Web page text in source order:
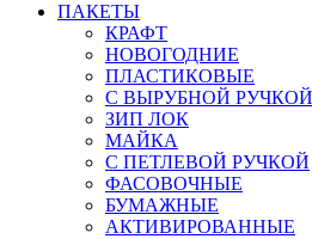
ПАКЕТЫ
КРАФТ
НОВОГОДНИЕ
ПЛАСТИКОВЫЕ
С ВЫРУБНОЙ РУЧКОЙ
ЗИП ЛОК
МАЙКА
С ПЕТЛЕВОЙ РУЧКОЙ
ФАСОВОЧНЫЕ
БУМАЖНЫЕ
АКТИВИРОВАННЫЕ